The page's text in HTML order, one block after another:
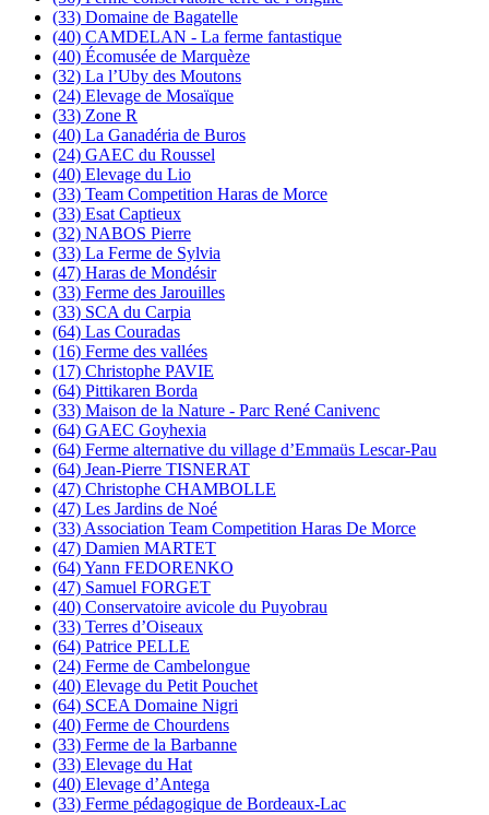
(33) Domaine de Bagatelle
(40) CAMDELAN - La ferme fantastique
(40) Écomusée de Marquèze
(32) La l’Uby des Moutons
(24) Elevage de Mosaïque
(33) Zone R
(40) La Ganadéria de Buros
(24) GAEC du Roussel
(40) Elevage du Lio
(33) Team Competition Haras de Morce
(33) Esat Captieux
(32) NABOS Pierre
(33) La Ferme de Sylvia
(47) Haras de Mondésir
(33) Ferme des Jarouilles
(33) SCA du Carpia
(64) Las Couradas
(16) Ferme des vallées
(17) Christophe PAVIE
(64) Pittikaren Borda
(33) Maison de la Nature - Parc René Canivenc
(64) GAEC Goyhexia
(64) Ferme alternative du village d’Emmaüs Lescar-Pau
(64) Jean-Pierre TISNERAT
(47) Christophe CHAMBOLLE
(47) Les Jardins de Noé
(33) Association Team Competition Haras De Morce
(47) Damien MARTET
(64) Yann FEDORENKO
(47) Samuel FORGET
(40) Conservatoire avicole du Puyobrau
(33) Terres d’Oiseaux
(64) Patrice PELLE
(24) Ferme de Cambelongue
(40) Elevage du Petit Pouchet
(64) SCEA Domaine Nigri
(40) Ferme de Chourdens
(33) Ferme de la Barbanne
(33) Elevage du Hat
(40) Elevage d’Antega
(33) Ferme pédagogique de Bordeaux-Lac